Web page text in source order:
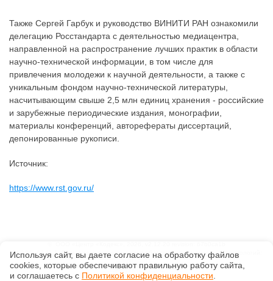
Также Сергей Гарбук и руководство ВИНИТИ РАН ознакомили
делегацию Росстандарта с деятельностью медиацентра,
направленной на распространение лучших практик в области
научно-технической информации, в том числе для
привлечения молодежи к научной деятельности, а также с
уникальным фондом научно-технической литературы,
насчитывающим свыше 2,5 млн единиц хранения - российские
и зарубежные периодические издания, монографии,
материалы конференций, авторефераты диссертаций,
депонированные рукописи.
Источник:
https://www.rst.gov.ru/
ОКВЭД: 63.11.1, Коды видов деятельности в области информационных технологий:
Ценовая политика
Технологии
Используя сайт, вы даете согласие на обработку файлов
сооkiеs, которые обеспечивают правильную работу сайта,
и соглашаетесь с Политикой конфиденциальности